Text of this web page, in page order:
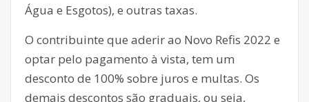
Água e Esgotos), e outras taxas.
O contribuinte que aderir ao Novo Refis 2022 e
optar pelo pagamento à vista, tem um
desconto de 100% sobre juros e multas. Os
demais descontos são graduais, ou seja,